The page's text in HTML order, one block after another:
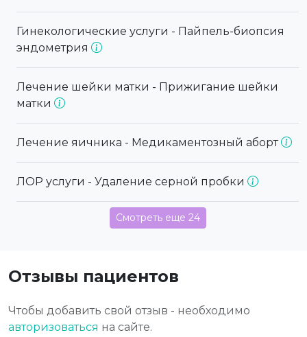
Гинекологические услуги - Пайпель-биопсия
эндометрия
Лечение шейки матки - Прижигание шейки
матки
Лечение яичника - Медикаментозный аборт
ЛОР услуги - Удаление серной пробки
Смотреть еще 24
Отзывы пациентов
Чтобы добавить свой отзыв - необходимо
авторизоваться на сайте.